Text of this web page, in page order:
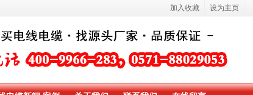
加入收藏 设为主页